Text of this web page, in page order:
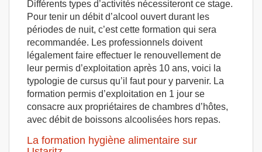
Différents types d’activités nécessiteront ce stage.
Pour tenir un débit d’alcool ouvert durant les
périodes de nuit, c’est cette formation qui sera
recommandée. Les professionnels doivent
légalement faire effectuer le renouvellement de
leur permis d’exploitation après 10 ans, voici la
typologie de cursus qu’il faut pour y parvenir. La
formation permis d’exploitation en 1 jour se
consacre aux propriétaires de chambres d’hôtes,
avec débit de boissons alcoolisées hors repas.
La formation hygiène alimentaire sur